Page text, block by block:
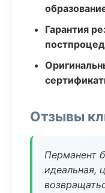
Гарантия
Отзывы
Перманент
идеальная,